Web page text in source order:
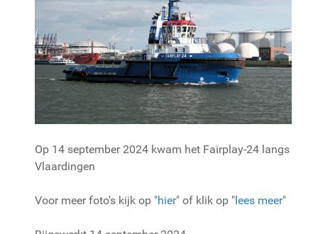
Op 14 september 2024 kwam het Fairplay-24 langs
Vlaardingen
Voor meer foto's kijk op "hier" of klik op "lees meer"